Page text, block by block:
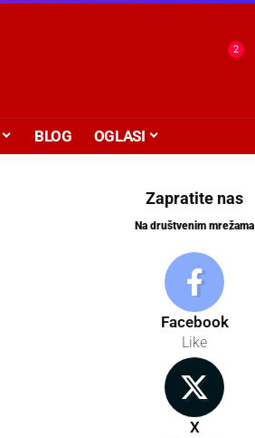
2
BLOG OGLASI
Zapratite nas
Na društvenim mrežama
Facebook
Like
X